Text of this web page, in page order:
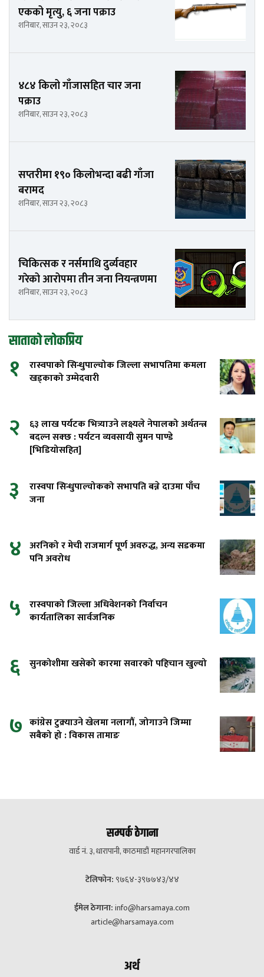
एकको मृत्यु, ६ जना पक्राउ
शनिबार, साउन २३, २०८३
४८४ किलो गाँजासहित चार जना
पक्राउ
शनिबार, साउन २३, २०८३
सप्तरीमा १९० किलोभन्दा बढी गाँजा
बरामद
शनिबार, साउन २३, २०८३
चिकित्सक र नर्समाथि दुर्व्यवहार
गरेको आरोपमा तीन जना नियन्त्रणमा
शनिबार, साउन २३, २०८३
साताको लोकप्रिय
१
रास्वपाको सिन्धुपाल्चोक जिल्ला सभापतिमा कमला
खड्काको उम्मेदवारी
२
६३ लाख पर्यटक भित्र्याउने लक्ष्यले नेपालको अर्थतन्त्र
बदल्न सक्छ : पर्यटन व्यवसायी सुमन पाण्डे
[भिडियोसहित]
३
रास्वपा सिन्धुपाल्चोकको सभापति बन्ने दाउमा पाँच
जना
४ अरनिको र मेची राजमार्ग पूर्ण अवरुद्ध, अन्य सडकमा
पनि अवरोध
५ रास्वपाको जिल्ला अधिवेशनको निर्वाचन
कार्यतालिका सार्वजनिक
६ सुनकोशीमा खसेको कारमा सवारको पहिचान खुल्यो
७ कांग्रेस टुक्र्याउने खेलमा नलागौं, जोगाउने जिम्मा
सबैको हो : विकास तामाङ
सम्पर्क ठेगाना
वार्ड नं. ३, धारापानी, काठमाडौं महानगरपालिका
टेलिफोन: ९७६४-३९७७४३/४४
ईमेल ठेगाना:info@harsamaya.com
article@harsamaya.com
अर्थ